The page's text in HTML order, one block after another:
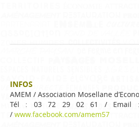
INFOS
AMEM / Association Mosellane
Tél : 03 72 29 02 61 / Email :
/ www.facebook.com/amem57